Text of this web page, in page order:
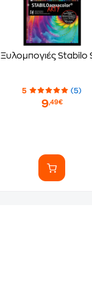
Ξυλομπογιές Stabilo
5 (5)
9,49€